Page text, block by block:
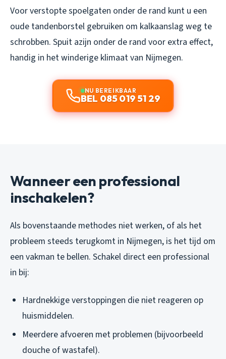
Voor verstopte spoelgaten onder de rand kunt u een
oude tandenborstel gebruiken om kalkaanslag weg te
schrobben. Spuit azijn onder de rand voor extra effect,
handig in het winderige klimaat van Nijmegen.
NU BEREIKBAAR
BEL 085 019 51 29
Wanneer een professional
inschakelen?
Als bovenstaande methodes niet werken, of als het
probleem steeds terugkomt in Nijmegen, is het tijd om
een vakman te bellen. Schakel direct een professional
in bij:
Hardnekkige verstoppingen die niet reageren op
huismiddelen.
Meerdere afvoeren met problemen (bijvoorbeeld
douche of wastafel).